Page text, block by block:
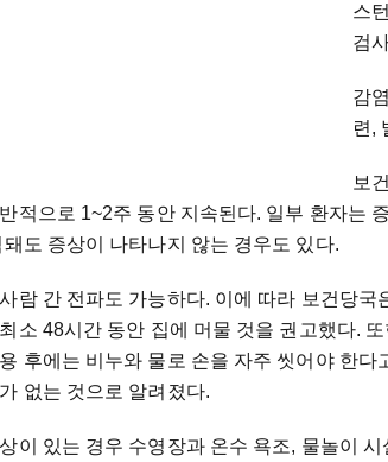
스
검
감
련,
보
적으로 1~2주 동안 지속된다. 일부 환자는
돼도 증상이 나타나지 않는 경우도 있다.
람 간 전파도 가능하다. 이에 따라 보건당
소 48시간 동안 집에 머물 것을 권고했다.
후에는 비누와 물로 손을 자주 씻어야 한
없는 것으로 알려졌다.
이 있는 경우 수영장과 온수 욕조, 물놀이